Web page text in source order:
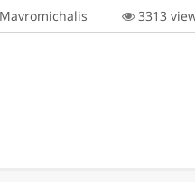
3313